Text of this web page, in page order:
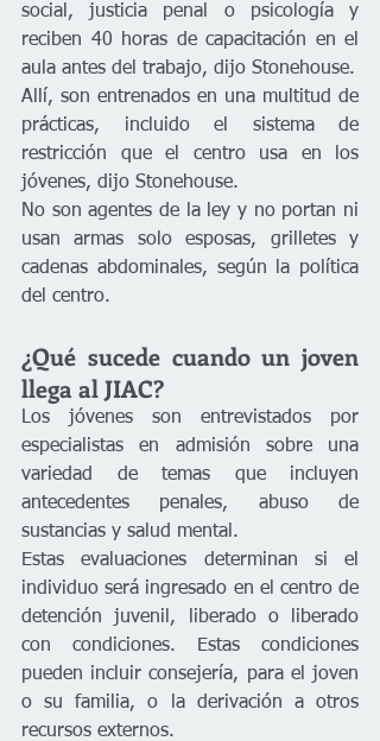
social, justicia penal o psicología y
reciben 40 horas de capacitación en el
Allí, son entrenados en una multitud de
prácticas, incluido el sistema de
restricción que el centro usa en los
jóvenes, dijo Stonehouse.
No son agentes de la ley y no portan ni
usan armas solo esposas, grilletes y
cadenas abdominales, según la política
del centro.
¿Qué sucede cuando un joven
llega al JIAC?
Los jóvenes son entrevistados por
especialistas en admisión sobre una
variedad de temas que incluyen
antecedentes penales, abuso de
sustancias y salud mental.
Estas evaluaciones determinan si el
individuo será ingresado en el centro de
detención juvenil, liberado o liberado
con condiciones. Estas condiciones
pueden incluir consejería, para el joven
o su familia, o la derivación a otros
recursos externos.